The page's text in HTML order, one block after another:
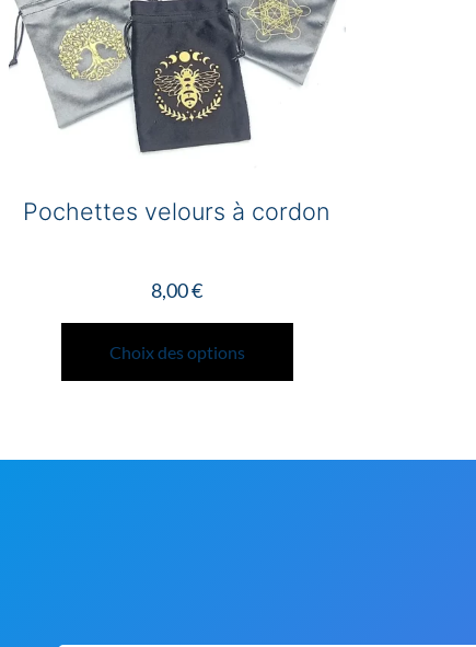
Pochettes velours à cordon
8,00€
Choix des options
Ce
a